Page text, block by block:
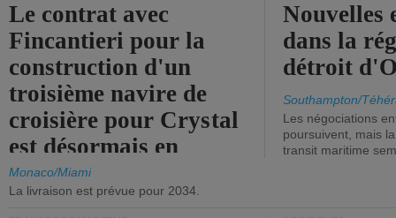
Le contrat avec
Fincantieri pour la
construction d'un
troisième navire de
croisière pour Crystal
est désormais en
vigueur.
Monaco/Miami
La livraison est prévue pour 2034.
Nouvelles
dans la
détroit
Southampton/
Les négociations
poursuivent, mais
transit maritime